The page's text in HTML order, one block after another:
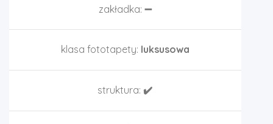
zakładka: ➖
klasa fototapety: luksusowa
struktura: ✔️